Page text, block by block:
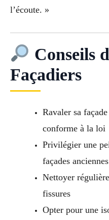
l’écoute. »
Conseils
Façadiers
Ravaler sa
conforme à la loi
Privilégier une
façades anciennes
Nettoyer
fissures
Opter pour une